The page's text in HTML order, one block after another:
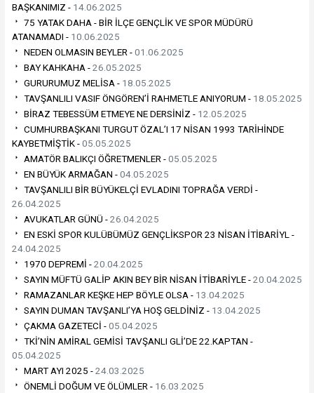
BAŞKANIMIZ - 14.06.2025
75 YATAK DAHA - BİR İLÇE GENÇLİK VE SPOR MÜDÜRÜ
ATANAMADI - 10.06.2025
NEDEN OLMASIN BEYLER -01.06.2025
BAY KAHKAHA -26.05.2025
GURURUMUZ MELİSA - 18.05.2025
TAVŞANLILI VASIF ÖNGÖREN’İ RAHMETLE ANIYORUM - 18.05.2025
BİRAZ TEBESSÜM ETMEYE NE DERSİNİZ - 12.05.2025
CUMHURBAŞKANI TURGUT ÖZAL’I 17 NİSAN 1993 TARİHİNDE
KAYBETMİŞTİK -05.05.2025
AMATÖR BALIKÇI ÖĞRETMENLER -05.05.2025
EN BÜYÜK ARMAĞAN -04.05.2025
TAVŞANLILI BİR BÜYÜKELÇİ EVLADINI TOPRAĞA VERDİ -
26.04.2025
AVUKATLAR GÜNÜ -26.04.2025
EN ESKİ SPOR KULÜBÜMÜZ GENÇLİKSPOR 23 NİSAN İTİBARİYL -
24.04.2025
1970 DEPREMİ -20.04.2025
SAYIN MÜFTÜ GALİP AKIN BEY BİR NİSAN İTİBARİYLE -20.04.2025
RAMAZANLAR KEŞKE HEP BÖYLE OLSA - 13.04.2025
SAYIN DUMAN TAVŞANLI’YA HOŞ GELDİNİZ - 13.04.2025
ÇAKMA GAZETECİ -05.04.2025
TKİ’NİN AMİRAL GEMİSİ TAVŞANLI GLİ’DE 22.KAPTAN -
05.04.2025
MART AYI 2025 -24.03.2025
ÖNEMLİ DOĞUM VE ÖLÜMLER - 16.03.2025